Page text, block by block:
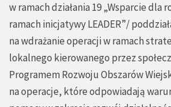
w ramach działania 19 „Wsparcie dla
ramach inicjatywy LEADER”/
na wdrażanie operacji w ramach
lokalnego kierowanego przez
Programem Rozwoju Obszarów
na operacje, które odpowiadają